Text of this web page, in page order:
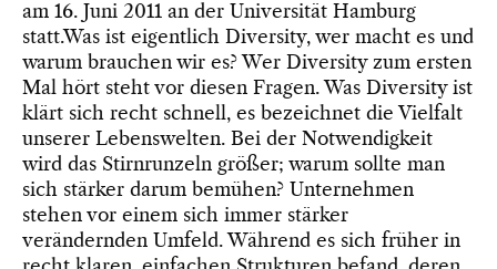
am 16. Juni 2011 an der Universität Hamburg
statt.Was ist eigentlich Diversity, wer macht es und
warum brauchen wir es? Wer Diversity zum ersten
Mal hört steht vor diesen Fragen. Was Diversity ist
klärt sich recht schnell, es bezeichnet die Vielfalt
unserer Lebenswelten. Bei der Notwendigkeit
wird das Stirnrunzeln größer; warum sollte man
sich stärker darum bemühen? Unternehmen
stehen vor einem sich immer stärker
verändernden Umfeld. Während es sich früher in